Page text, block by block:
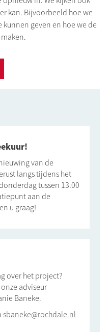
kan. Bijvoorbeeld hoe we
geven en hoe we de
van de
langs tijdens het
tussen 13.00
aan de
u graag!
over het project?
adviseur
Baneke.
sbaneke@rochdale.nl